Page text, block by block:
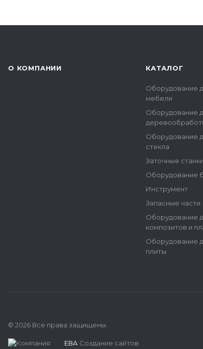
О КОМПАНИИ КАТАЛОГ
Оборудование
мебели
Оборудование
Оборудование
стекла
Заточные станки
Оборудование
Инструмент
Запасные части
Оборудование
композитов и
Оборудование
плиты
© 2026 Все права защищены.
ЕВА Создание сайтов